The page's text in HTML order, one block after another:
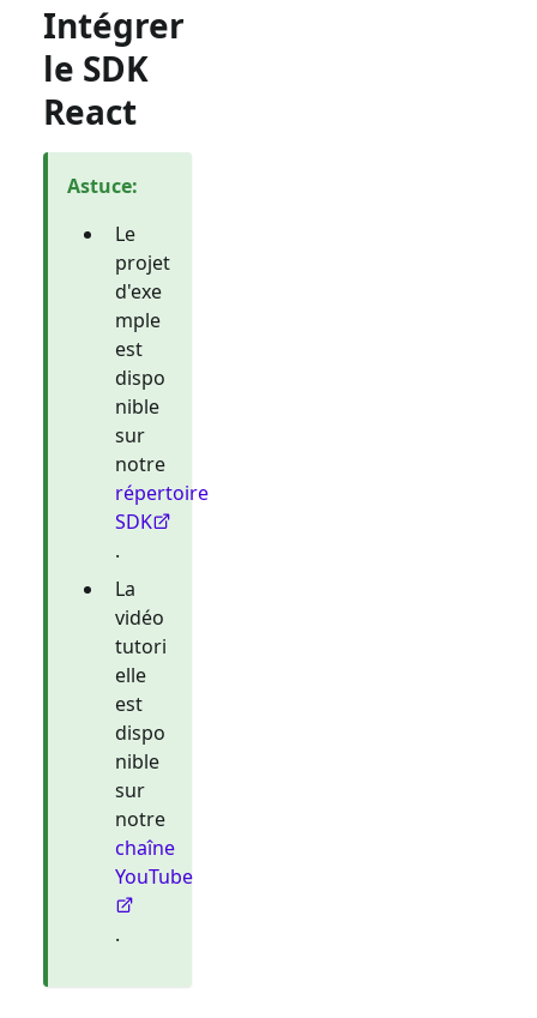
Intégrer
le SDK
React
Astuce:
Le
projet
d'exe
mple
est
dispo
nible
sur
notre
répertoire
SDK
.
La
vidéo
tutori
elle
est
dispo
nible
sur
notre
chaîne
YouTube
.